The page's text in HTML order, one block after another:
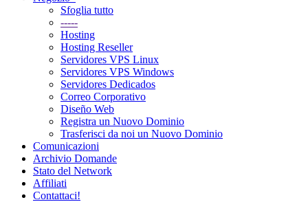
Sfoglia tutto
-----
Hosting
Hosting Reseller
Servidores VPS Linux
Servidores VPS Windows
Servidores Dedicados
Correo Corporativo
Diseño Web
Registra un Nuovo Dominio
Trasferisci da noi un Nuovo Dominio
Comunicazioni
Archivio Domande
Stato del Network
Affiliati
Contattaci!